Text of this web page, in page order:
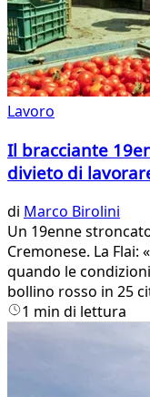
Lavoro
Il bracciante
divieto di
di Marco Birolini
Un 19enne
Cremonese. La
quando le
bollino rosso in 25
1 min di lettura